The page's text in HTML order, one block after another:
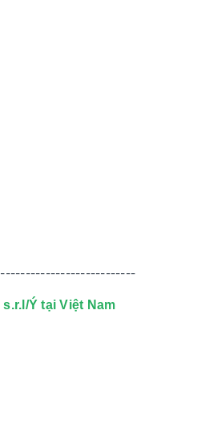
Ý tại Việt Nam